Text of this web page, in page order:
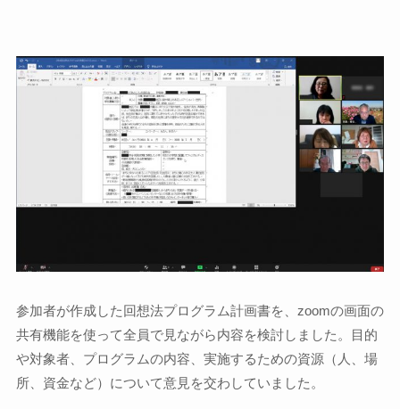
参加者が作成した回想法プログラム計画書を、zoomの画面の
共有機能を使って全員で見ながら内容を検討しました。目的
や対象者、プログラムの内容、実施するための資源（人、場
所、資金など）について意見を交わしていました。